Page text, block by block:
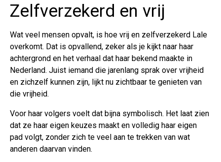
Zelfverzekerd en vrij
Wat veel mensen opvalt, is hoe vrij en zelfverzekerd Lale
overkomt. Dat is opvallend, zeker als je kijkt naar haar
achtergrond en het verhaal dat haar bekend maakte in
Nederland. Juist iemand die jarenlang sprak over vrijheid
en zichzelf kunnen zijn, lijkt nu zichtbaar te genieten van
die vrijheid.
Voor haar volgers voelt dat bijna symbolisch. Het laat zien
dat ze haar eigen keuzes maakt en volledig haar eigen
pad volgt, zonder zich te veel aan te trekken van wat
anderen daarvan vinden.